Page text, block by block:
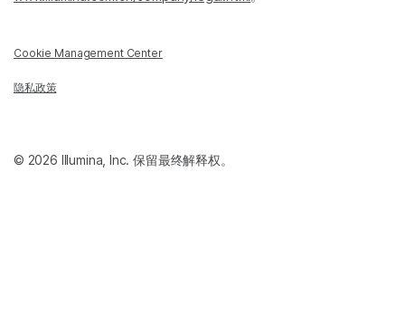
Cookie Management Center
隐私政策
© 2026 Illumina, Inc. 保留最终解释权。